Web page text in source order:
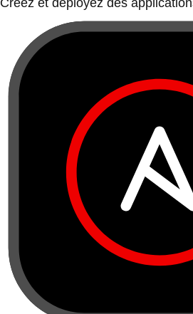
Créez et déployez des